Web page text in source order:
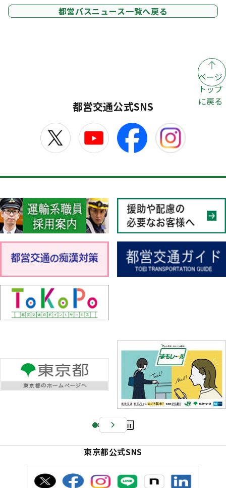
都営バスニュース一覧へ戻る
ページ
トップ
に戻る
都営交通公式SNS
Pa
e
東京都公式SNS